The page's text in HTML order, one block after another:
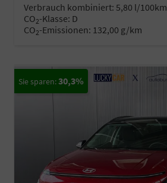
Verbrauch kombiniert: 5,80 l/100km
CO2-Klasse: D
CO2-Emissionen: 132,00 g/km
30,3%